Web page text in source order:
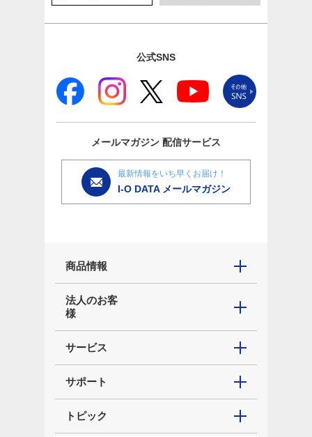
公式SNS
メールマガジン 配信サービス
最新情報をいち早くお届け！
I-O DATA メールマガジン
商品情報
法人のお客
様
サービス
サポート
トピック